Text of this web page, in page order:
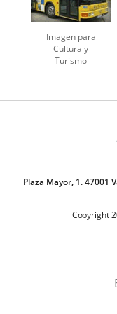
Imagen para
Cultura y
Turismo
Plaza Mayor, 1. 47001
Copyright